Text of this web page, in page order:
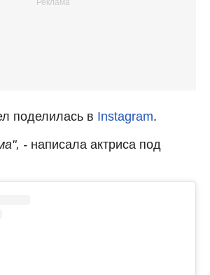
поделилась в Instagram.
- написала актриса под